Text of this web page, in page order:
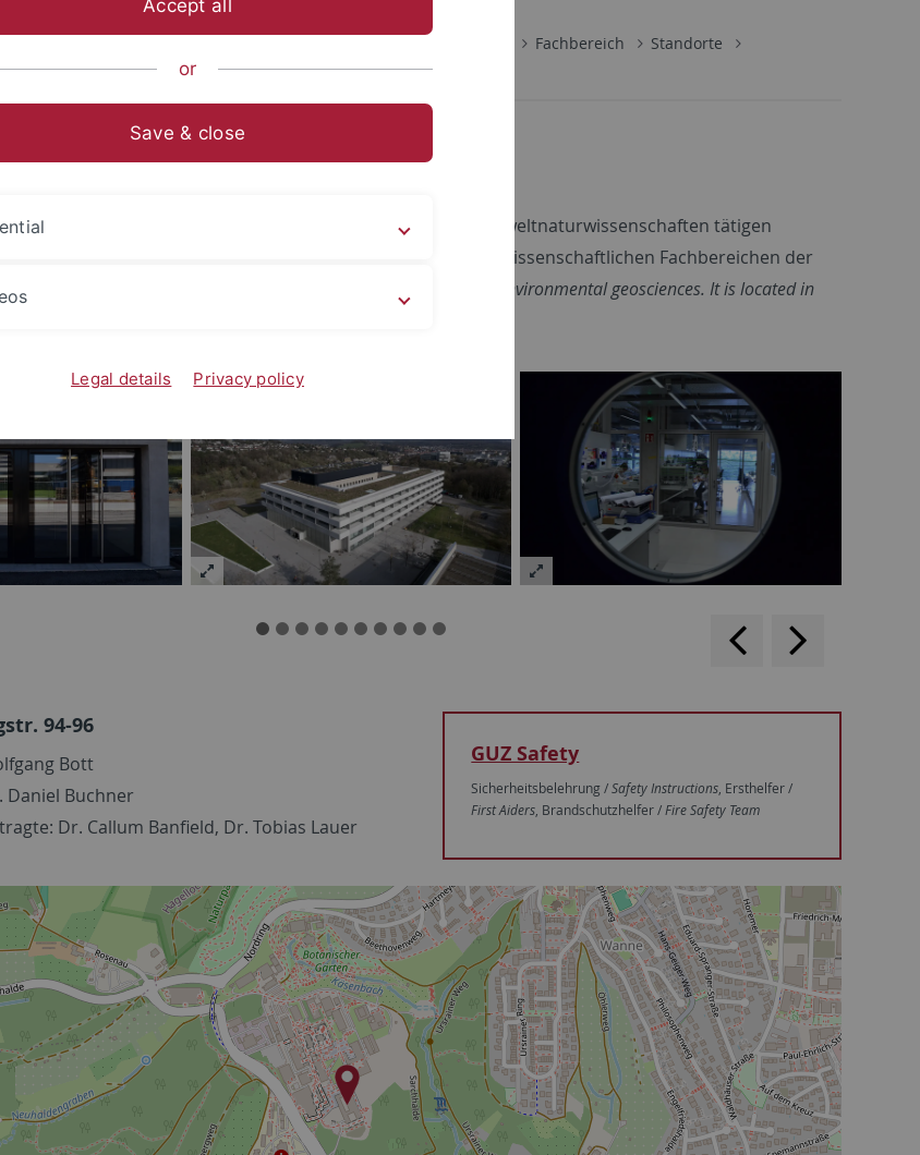
Fachbereich
Standorte
(GUZ)
beherbergt alle in den Geo- und Umweltnaturwissenschaften tätigen
Es befindet sich in unmittelbarer Nähe zu den weiteren naturwissenschaftlichen Fachbereichen der
Geo- and Environmental Center hosts all work groups active in environmental geosciences. It is located in
backwards
94-96
Bott
Buchner
Dr. Callum Banfield, Dr. Tobias Lauer
GUZ Safety
Sicherheitsbelehrung / Safety Instructions , Ersthelfer /
First Aiders , Brandschutzhelfer / Fire Safety Team
Accept all
or
Save & close
Legal details Privacy policy